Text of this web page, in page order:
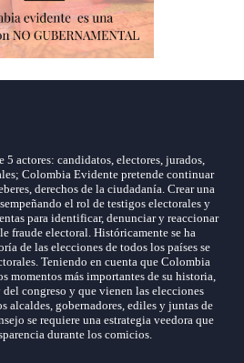
actores: candidatos, electores, jurados,
Colombia Evidente pretende continuar
derechos de la ciudadanía. Crear una
el rol de testigos electorales y
para identificar, denunciar y reaccionar
fraude electoral. Históricamente se ha
de las elecciones de todos los países se
Teniendo en cuenta que Colombia
momentos más importantes de su historia,
congreso y que vienen las elecciones
alcaldes, gobernadores, ediles y juntas de
se requiere una estrategia veedora que
durante los comicios.